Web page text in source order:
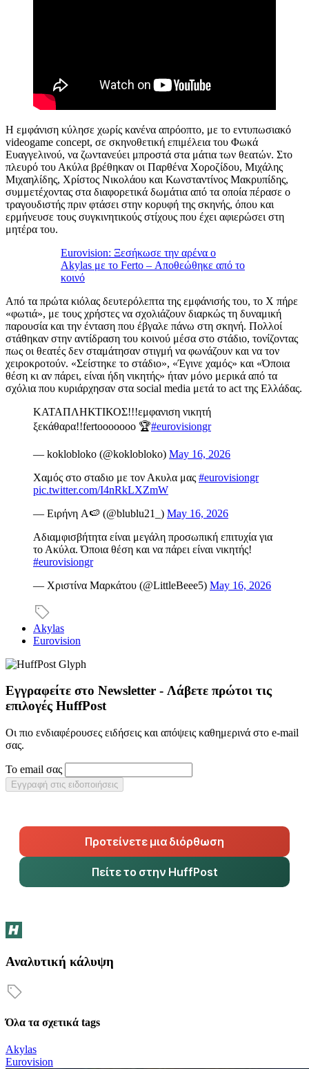
Η εμφάνιση κύλησε χωρίς κανένα απρόοπτο, με το εντυπωσιακό
videogame concept, σε σκηνοθετική επιμέλεια του Φωκά
Ευαγγελινού, να ζωντανεύει μπροστά στα μάτια των θεατών. Στο
πλευρό του Ακύλα βρέθηκαν οι Παρθένα Χοροζίδου, Μιχάλης
Μιχαηλίδης, Χρίστος Νικολάου και Κωνσταντίνος Μακρυπίδης,
συμμετέχοντας στα διαφορετικά δωμάτια από τα οποία πέρασε ο
τραγουδιστής πριν φτάσει στην κορυφή της σκηνής, όπου και
ερμήνευσε τους συγκινητικούς στίχους που έχει αφιερώσει στη
μητέρα του.
Eurovision: Ξεσήκωσε την αρένα ο
Akylas με το Ferto – Αποθεώθηκε από το
κοινό
Από τα πρώτα κιόλας δευτερόλεπτα της εμφάνισής του, το X πήρε
«φωτιά», με τους χρήστες να σχολιάζουν διαρκώς τη δυναμική
παρουσία και την ένταση που έβγαλε πάνω στη σκηνή. Πολλοί
στάθηκαν στην αντίδραση του κοινού μέσα στο στάδιο, τονίζοντας
πως οι θεατές δεν σταμάτησαν στιγμή να φωνάζουν και να τον
χειροκροτούν. «Σείστηκε το στάδιο», «Έγινε χαμός» και «Όποια
θέση κι αν πάρει, είναι ήδη νικητής» ήταν μόνο μερικά από τα
σχόλια που κυριάρχησαν στα social media μετά το act της Ελλάδας.
ΚΑΤΑΠΛΗΚΤΙΚΟΣ!!!εμφανιση νικητή
ξεκάθαρα!!fertooooooo 🏆#eurovisiongr
— koklobloko (@koklobloko) May 16, 2026
Χαμός στο σταδιο με τον Ακυλα μας #eurovisiongr
pic.twitter.com/I4nRkLXZmW
— Ειρήνη A🍉 (@blublu21_) May 16, 2026
Αδιαμφισβήτητα είναι μεγάλη προσωπική επιτυχία για
το Ακύλα. Όποια θέση και να πάρει είναι νικητής!
#eurovisiongr
— Χριστίνα Μαρκάτου (@LittleBeee5) May 16, 2026
Akylas
Eurovision
Εγγραφείτε στο Newsletter - Λάβετε πρώτοι τις
επιλογές HuffPost
Οι πιο ενδιαφέρουσες ειδήσεις και απόψεις καθημερινά στο e-mail
σας.
Το email σας
Εγγραφή στις ειδοποιήσεις
Προτείνετε μια διόρθωση
Πείτε το στην HuffPost
Αναλυτική κάλυψη
Όλα τα σχετικά tags
Akylas
Eurovision